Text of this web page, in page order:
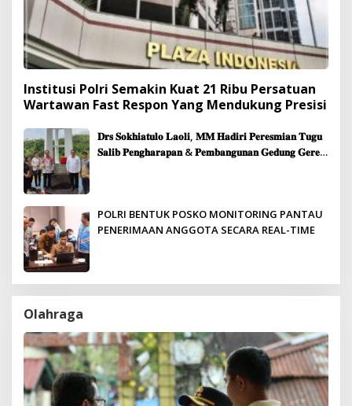
Institusi Polri Semakin Kuat 21 Ribu Persatuan
Wartawan Fast Respon Yang Mendukung Presisi
𝐃𝐫𝐬 𝐒𝐨𝐤𝐡𝐢𝐚𝐭𝐮𝐥𝐨 𝐋𝐚𝐨𝐥𝐢, 𝐌𝐌 𝐇𝐚𝐝𝐢𝐫𝐢 𝐏𝐞𝐫𝐞𝐬𝐦𝐢𝐚𝐧 𝐓𝐮𝐠𝐮
𝐒𝐚𝐥𝐢𝐛 𝐏𝐞𝐧𝐠𝐡𝐚𝐫𝐚𝐩𝐚𝐧 & 𝐏𝐞𝐦𝐛𝐚𝐧𝐠𝐮𝐧𝐚𝐧 𝐆𝐞𝐝𝐮𝐧𝐠 𝐆𝐞𝐫𝐞𝐣𝐚
POLRI BENTUK POSKO MONITORING PANTAU
PENERIMAAN ANGGOTA SECARA REAL-TIME
Olahraga